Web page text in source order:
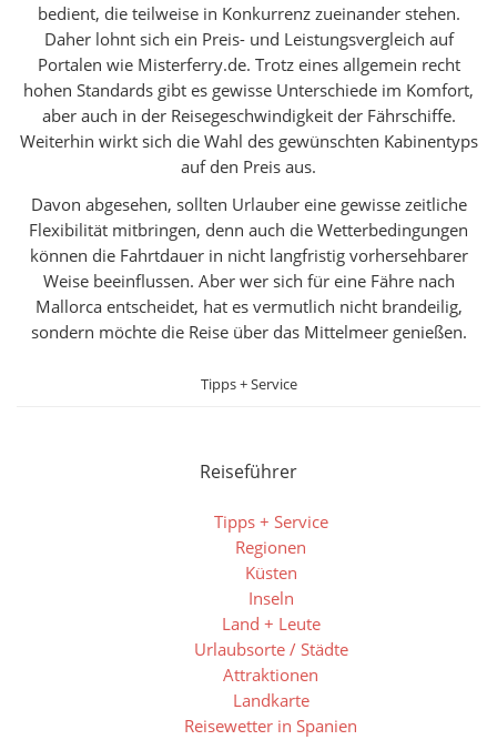
bedient, die teilweise in Konkurrenz zueinander stehen.
Daher lohnt sich ein Preis- und Leistungsvergleich auf
Portalen wie Misterferry.de. Trotz eines allgemein recht
hohen Standards gibt es gewisse Unterschiede im Komfort,
aber auch in der Reisegeschwindigkeit der Fährschiffe.
Weiterhin wirkt sich die Wahl des gewünschten Kabinentyps
auf den Preis aus.
Davon abgesehen, sollten Urlauber eine gewisse zeitliche
Flexibilität mitbringen, denn auch die Wetterbedingungen
können die Fahrtdauer in nicht langfristig vorhersehbarer
Weise beeinflussen. Aber wer sich für eine Fähre nach
Mallorca entscheidet, hat es vermutlich nicht brandeilig,
sondern möchte die Reise über das Mittelmeer genießen.
Tipps + Service
Reiseführer
Tipps + Service
Regionen
Küsten
Inseln
Land + Leute
Urlaubsorte / Städte
Attraktionen
Landkarte
Reisewetter in Spanien